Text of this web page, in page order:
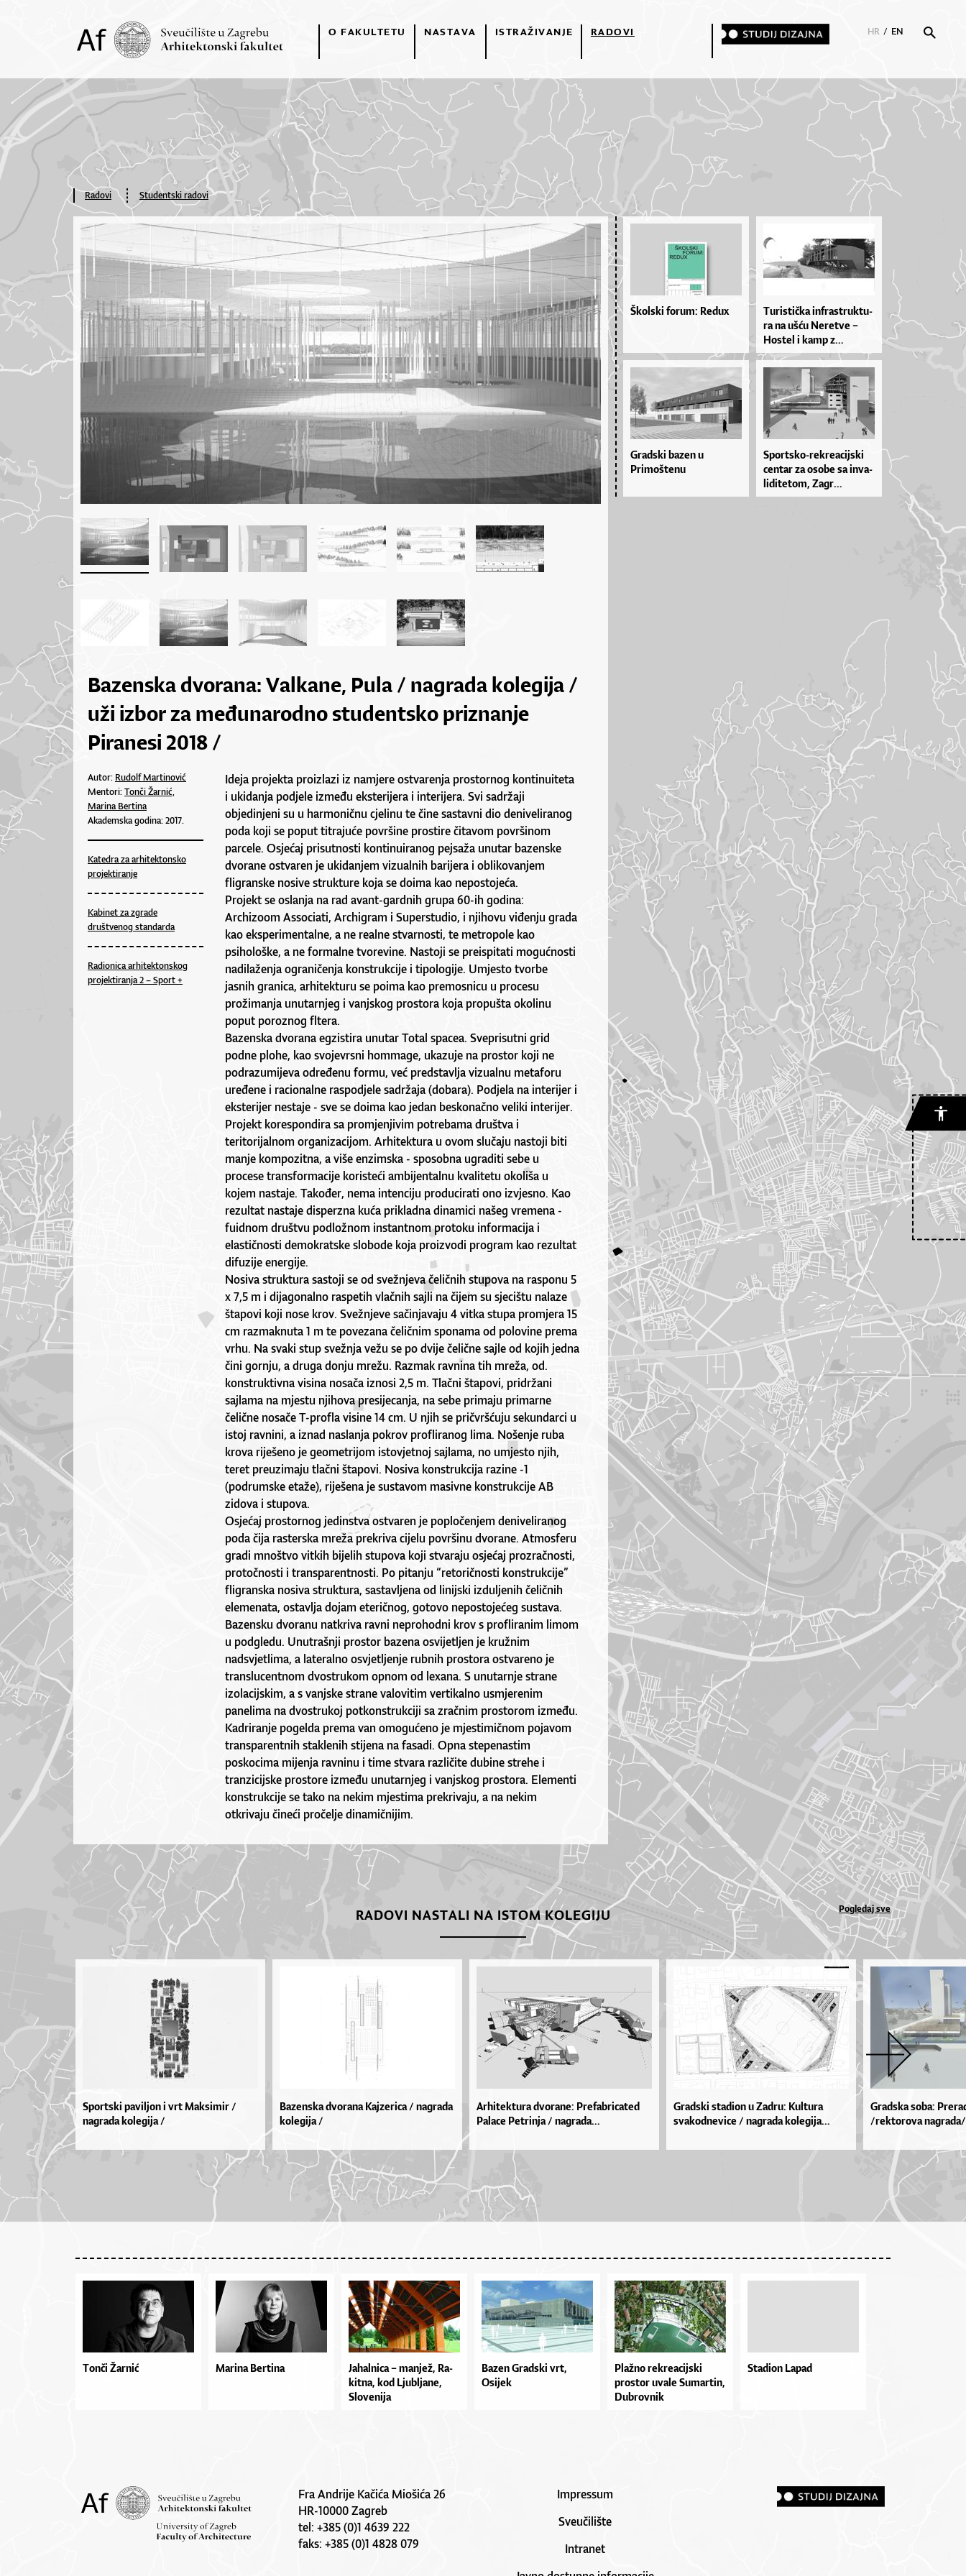
O FAKULTETU NASTAVA ISTRAŽIVANJE RADOVI HR / EN
Radovi Studentski radovi
Bazenska dvorana: Valkane, Pula / nagrada kolegija /
uži izbor za međunarodno studentsko priznanje
Piranesi 2018 /
Autor: Rudolf Martinović
Mentori:Tonči Žarnić,
Marina Bertina
Akademska godina: 2017.
Katedra za arhitektonsko
projektiranje
Kabinet za zgrade
društvenog standarda
Radionica arhitektonskog
projektiranja 2 – Sport +
Ideja projekta proizlazi iz namjere ostvarenja prostornog kontinuiteta
i ukidanja podjele između eksterijera i interijera. Svi sadržaji
objedinjeni su u harmoničnu cjelinu te čine sastavni dio deniveliranog
poda koji se poput titrajuće površine prostire čitavom površinom
parcele. Osjećaj prisutnosti kontinuiranog pejsaža unutar bazenske
dvorane ostvaren je ukidanjem vizualnih barijera i oblikovanjem
fligranske nosive strukture koja se doima kao nepostojeća.
Projekt se oslanja na rad avant-gardnih grupa 60-ih godina:
Archizoom Associati, Archigram i Superstudio, i njihovu viđenju grada
kao eksperimentalne, a ne realne stvarnosti, te metropole kao
psihološke, a ne formalne tvorevine. Nastoji se preispitati mogućnosti
nadilaženja ograničenja konstrukcije i tipologije. Umjesto tvorbe
jasnih granica, arhitekturu se poima kao premosnicu u procesu
prožimanja unutarnjeg i vanjskog prostora koja propušta okolinu
poput poroznog fltera.
Bazenska dvorana egzistira unutar Total spacea. Sveprisutni grid
podne plohe, kao svojevrsni hommage, ukazuje na prostor koji ne
podrazumijeva određenu formu, već predstavlja vizualnu metaforu
uređene i racionalne raspodjele sadržaja (dobara). Podjela na interijer i
eksterijer nestaje - sve se doima kao jedan beskonačno veliki interijer.
Projekt korespondira sa promjenjivim potrebama društva i
teritorijalnom organizacijom. Arhitektura u ovom slučaju nastoji biti
manje kompozitna, a više enzimska - sposobna ugraditi sebe u
procese transformacije koristeći ambijentalnu kvalitetu okoliša u
kojem nastaje. Također, nema intenciju producirati ono izvjesno. Kao
rezultat nastaje disperzna kuća prikladna dinamici našeg vremena -
fuidnom društvu podložnom instantnom protoku informacija i
elastičnosti demokratske slobode koja proizvodi program kao rezultat
difuzije energije.
Nosiva struktura sastoji se od svežnjeva čeličnih stupova na rasponu 5
x 7,5 m i dijagonalno raspetih vlačnih sajli na čijem su sjecištu nalaze
štapovi koji nose krov. Svežnjeve sačinjavaju 4 vitka stupa promjera 15
cm razmaknuta 1 m te povezana čeličnim sponama od polovine prema
vrhu. Na svaki stup svežnja vežu se po dvije čelične sajle od kojih jedna
čini gornju, a druga donju mrežu. Razmak ravnina tih mreža, od.
konstruktivna visina nosača iznosi 2,5 m. Tlačni štapovi, pridržani
sajlama na mjestu njihova presijecanja, na sebe primaju primarne
čelične nosače T-profla visine 14 cm. U njih se pričvršćuju sekundarci u
istoj ravnini, a iznad naslanja pokrov profliranog lima. Nošenje ruba
krova riješeno je geometrijom istovjetnoj sajlama, no umjesto njih,
teret preuzimaju tlačni štapovi. Nosiva konstrukcija razine -1
(podrumske etaže), riješena je sustavom masivne konstrukcije AB
zidova i stupova.
Osjećaj prostornog jedinstva ostvaren je popločenjem deniveliranog
poda čija rasterska mreža prekriva cijelu površinu dvorane. Atmosferu
gradi mnoštvo vitkih bijelih stupova koji stvaraju osjećaj prozračnosti,
protočnosti i transparentnosti. Po pitanju “retoričnosti konstrukcije”
fligranska nosiva struktura, sastavljena od linijski izduljenih čeličnih
elemenata, ostavlja dojam eteričnog, gotovo nepostojećeg sustava.
Bazensku dvoranu natkriva ravni neprohodni krov s profliranim limom
u podgledu. Unutrašnji prostor bazena osvijetljen je kružnim
nadsvjetlima, a lateralno osvjetljenje rubnih prostora ostvareno je
translucentnom dvostrukom opnom od lexana. S unutarnje strane
izolacijskim, a s vanjske strane valovitim vertikalno usmjerenim
panelima na dvostrukoj potkonstrukciji sa zračnim prostorom između.
Kadriranje pogelda prema van omogućeno je mjestimičnom pojavom
transparentnih staklenih stijena na fasadi. Opna stepenastim
poskocima mijenja ravninu i time stvara različite dubine strehe i
tranzicijske prostore između unutarnjeg i vanjskog prostora. Elementi
konstrukcije se tako na nekim mjestima prekrivaju, a na nekim
otkrivaju čineći pročelje dinamičnijim.
Školski forum: Redux
Tu­ris­ti­čka in­fras­truk­tu­
ra na uš­ću Ne­re­tve –
Hos­tel i ka­mp z...
Gradski bazen u
Primoštenu
Spor­tsko­-re­kre­a­cij­ski
cen­tar za oso­be sa in­va­
li­di­te­tom, Za­gr...
RADOVI NASTALI NA ISTOM KOLEGIJU Pogledaj sve
Sportski paviljon i vrt Maksimir /
nagrada kolegija /
Bazenska dvorana Kajzerica / nagrada
kolegija /
Arhitektura dvorane: Prefabricated
Palace Petrinja / nagrada...
Gradski stadion u Zadru: Kultura
svakodnevice / nagrada kolegija...
Gradska soba:
/rektorova nagrada/
Tonči Žarnić Marina Bertina
Ja­hal­ni­ca – ma­njež, Ra­
kit­na, kod Lju­bl­ja­ne,
Slo­ve­ni­ja
Bazen Gradski vrt,
Osijek
Plaž­no re­kre­a­cij­ski
pros­tor uva­le Su­mar­tin,
Du­brov­nik
Stadion Lapad
Fra Andrije Kačića Miošića 26
HR-10000 Zagreb
tel: +385 (0)1 4639 222
faks: +385 (0)1 4828 079
Impressum
Sveučilište
Intranet